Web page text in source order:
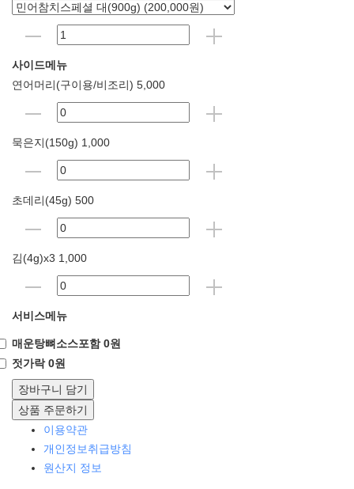
사이드메뉴
연어머리(구이용/비조리) 5,000
묵은지(150g) 1,000
초데리(45g) 500
김(4g)x3 1,000
서비스메뉴
매운탕뼈소스포함 0원
젓가락 0원
장바구니 담기
상품 주문하기
이용약관
개인정보취급방침
원산지 정보